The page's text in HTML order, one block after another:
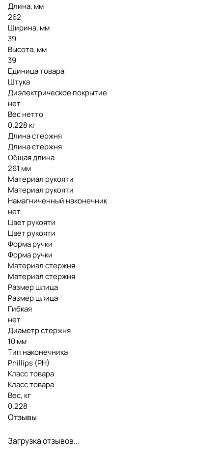
Длина, мм
262
Ширина, мм
39
Высота, мм
39
Единица товара
Штука
Диэлектрическое покрытие
нет
Вес нетто
0.228 кг
Длина стержня
Длина стержня
Общая длина
261 мм
Материал рукояти
Материал рукояти
Намагниченный наконечник
нет
Цвет рукояти
Цвет рукояти
Форма ручки
Форма ручки
Материал стержня
Материал стержня
Размер шлица
Размер шлица
Гибкая
нет
Диаметр стержня
10 мм
Тип наконечника
Phillips (PH)
Класс товара
Класс товара
Вес, кг
0.228
Отзывы
Загрузка отзывов...